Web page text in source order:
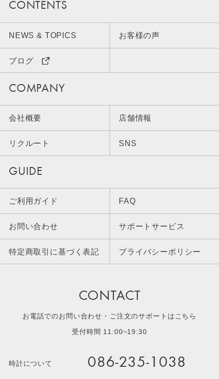
CONTENTS
NEWS & TOPICS お客様の声
ブログ
COMPANY
会社概要 店舗情報
リクルート SNS
GUIDE
ご利用ガイド FAQ
お問い合わせ サポートサービス
特定商取引に基づく表記 プライバシーポリシー
CONTACT
お電話でのお問い合わせ・ご注文のサポートはこちら
受付時間 11:00~19:30
時計について 086-235-1038